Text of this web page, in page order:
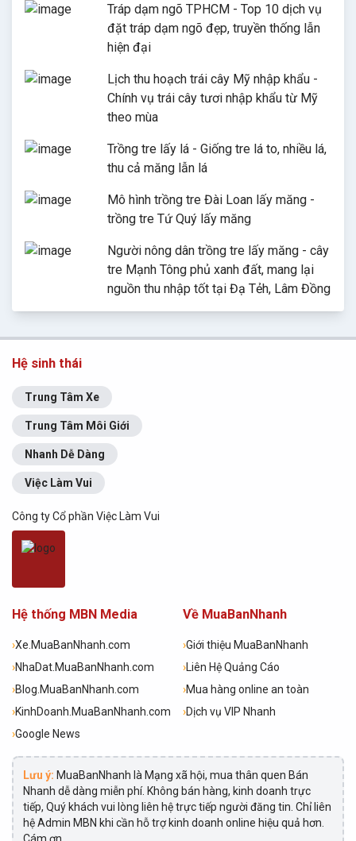
Tráp dạm ngõ TPHCM - Top 10 dịch vụ
đặt tráp dạm ngõ đẹp, truyền thống lẫn
hiện đại
Lịch thu hoạch trái cây Mỹ nhập khẩu -
Chính vụ trái cây tươi nhập khẩu từ Mỹ
theo mùa
Trồng tre lấy lá - Giống tre lá to, nhiều lá,
thu cả măng lẫn lá
Mô hình trồng tre Đài Loan lấy măng -
trồng tre Tứ Quý lấy măng
Người nông dân trồng tre lấy măng - cây
tre Mạnh Tông phủ xanh đất, mang lại
nguồn thu nhập tốt tại Đạ Tẻh, Lâm Đồng
Hệ sinh thái
Trung Tâm Xe
Trung Tâm Môi Giới
Nhanh Dễ Dàng
Việc Làm Vui
Công ty Cổ phần Việc Làm Vui
Hệ thống MBN Media
›Xe.MuaBanNhanh.com
›NhaDat.MuaBanNhanh.com
›Blog.MuaBanNhanh.com
›KinhDoanh.MuaBanNhanh.com
›Google News
Về MuaBanNhanh
›Giới thiệu MuaBanNhanh
›Liên Hệ Quảng Cáo
›Mua hàng online an toàn
›Dịch vụ VIP Nhanh
Lưu ý: MuaBanNhanh là Mạng xã hội, mua thân quen Bán
Nhanh dễ dàng miễn phí. Không bán hàng, kinh doanh trực
tiếp, Quý khách vui lòng liên hệ trực tiếp người đăng tin. Chỉ liên
hệ Admin MBN khi cần hỗ trợ kinh doanh online hiệu quả hơn.